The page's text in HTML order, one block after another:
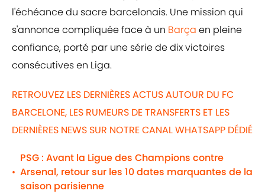
l'échéance du sacre barcelonais. Une mission qui
s'annonce compliquée face à un Barça en pleine
confiance, porté par une série de dix victoires
consécutives en Liga.
RETROUVEZ LES DERNIÈRES ACTUS AUTOUR DU FC
BARCELONE, LES RUMEURS DE TRANSFERTS ET LES
DERNIÈRES NEWS SUR NOTRE CANAL WHATSAPP DÉDIÉ
•
PSG : Avant la Ligue des Champions contre
Arsenal, retour sur les 10 dates marquantes de la
saison parisienne